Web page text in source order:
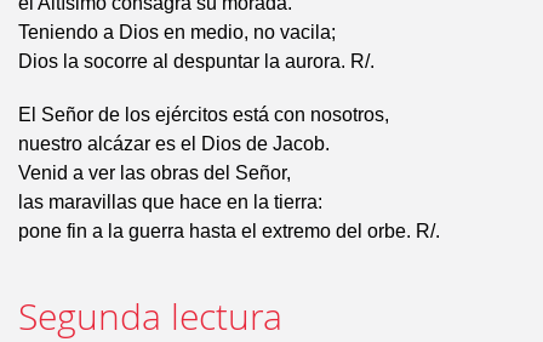
Teniendo a Dios en medio, no vacila;
Dios la socorre al despuntar la aurora. R/.
El Señor de los ejércitos está con nosotros,
nuestro alcázar es el Dios de Jacob.
Venid a ver las obras del Señor,
las maravillas que hace en la tierra:
pone fin a la guerra hasta el extremo del orbe. R/.
Segunda lectura